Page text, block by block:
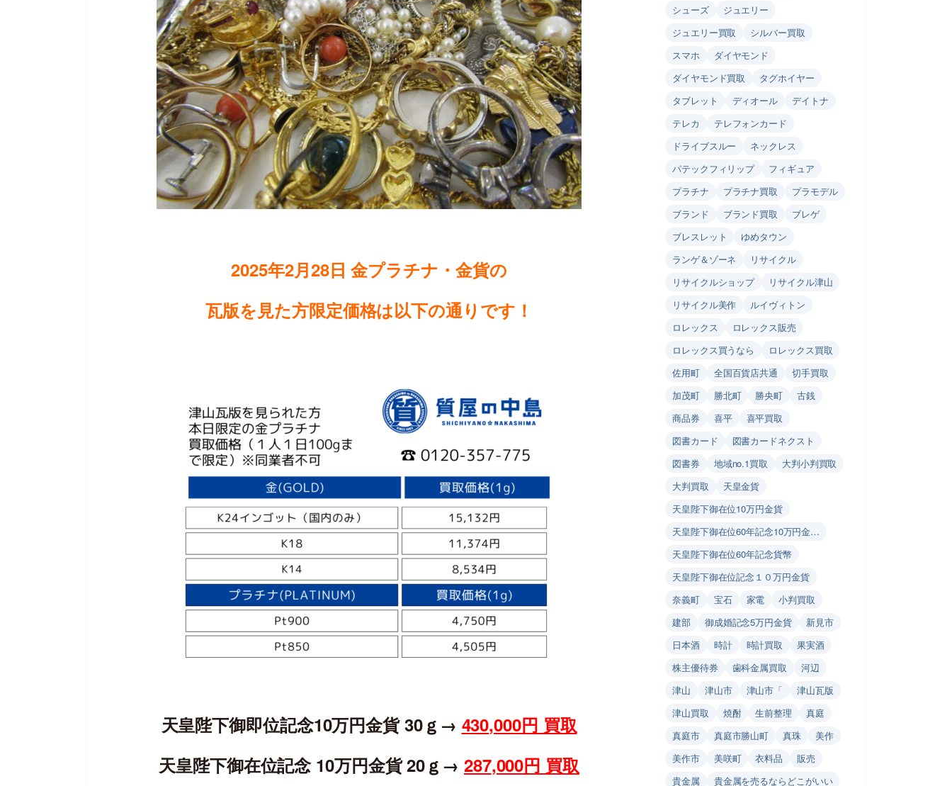
2025年2月28日金プラチナ・金貨の
瓦版を見た方限定価格は以下の通りです ！
天皇陛下御即位記念10万円金貨 30ｇ→ 430,000円 買取
天皇陛下御在位記念 10万円金貨 20ｇ→ 287,000円 買取
シューズ
ジュエリー
ジュエリー買取
シルバー買取
スマホ
ダイヤモンド
ダイヤモンド買取
タグホイヤー
タブレット
ディオール
デイトナ
テレカ
テレフォンカード
ドライブスルー
ネックレス
パテックフィリップ
フィギュア
プラチナ
プラチナ買取
プラモデル
ブランド
ブランド買取
ブレゲ
ブレスレット
ゆめタウン
ランゲ＆ゾーネ
リサイクル
リサイクルショップ
リサイクル津山
リサイクル美作
ルイヴィトン
ロレックス
ロレックス販売
ロレックス買うなら
ロレックス買取
佐用町
全国百貨店共通
切手買取
加茂町
勝北町 勝央町
古銭
商品券
喜平
喜平買取
図書カード
図書カードネクスト
図書券
地域no.1買取
大判小判買取
大判買取
天皇金貨
天皇陛下御在位10万円金貨
天皇陛下御在位60年記念10万円金…
天皇陛下御在位60年記念貨幣
天皇陛下御在位記念１０万円金貨
奈義町
宝石 家電
小判買取
建部
御成婚記念5万円金貨
新見市
日本酒
時計 時計買取
果実酒
株主優待券
歯科金属買取
河辺
津山
津山市 津山市「
津山瓦版
津山買取
焼酎 生前整理
真庭
真庭市
真庭市勝山町 真珠
美作
美作市
美咲町 衣料品
販売
貴金属
貴金属を売るならどこがいい